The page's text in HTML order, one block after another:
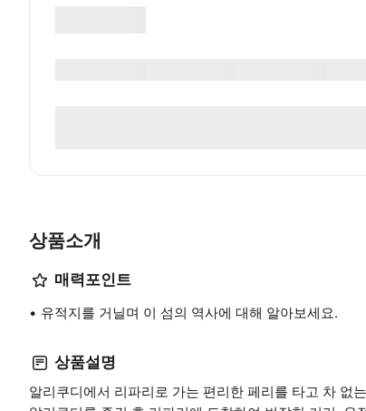
상품소개
매력포인트
유적지를 거닐며 이 섬의 역사에 대해 알아보세요.
상품설명
알리쿠디에서 리파리로 가는 편리한 페리를 타고 차 없